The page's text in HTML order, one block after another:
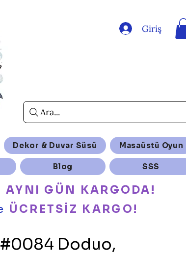
Giriş
Ara...
Dekor & Duvar Süsü Masaüstü Oyun
Blog SSS
AYNI GÜN KARGODA!
ÜCRETSİZ KARGO!
#0084 Doduo,